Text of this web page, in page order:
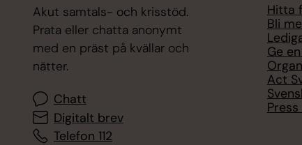
Akut samtals- och krisstöd.
Prata eller chatta anonymt
med en präst på kvällar och
nätter.
Chatt
Digitalt brev
Telefon 112
Hitta
Bli
Ge
Act